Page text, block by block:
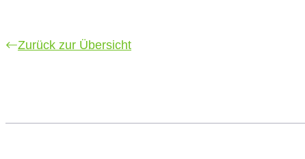
Zurück zur Übersicht